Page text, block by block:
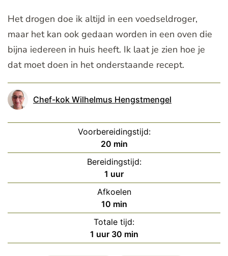
Het drogen doe ik altijd in een voedseldroger,
maar het kan ook gedaan worden in een oven die
bijna iedereen in huis heeft. Ik laat je zien hoe je
dat moet doen in het onderstaande recept.
Chef-kok Wilhelmus Hengstmengel
Voorbereidingstijd:
20minuten
min
Bereidingstijd:
1 uur
uur
Afkoelen
10minuten
min
Totale tijd:
1 uur
uur 30minuten
min